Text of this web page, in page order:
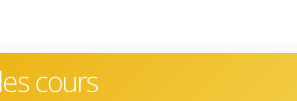
cours